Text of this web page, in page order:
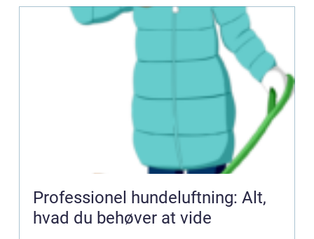
Professionel hundeluftning: Alt,
hvad du behøver at vide